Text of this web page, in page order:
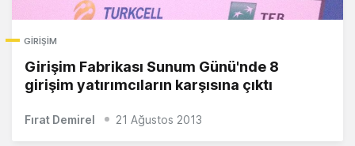
GIRIŞIM
Girişim Fabrikası Sunum Günü'nde 8
girişim yatırımcıların karşısına çıktı
Fırat Demirel 21 Ağustos 2013